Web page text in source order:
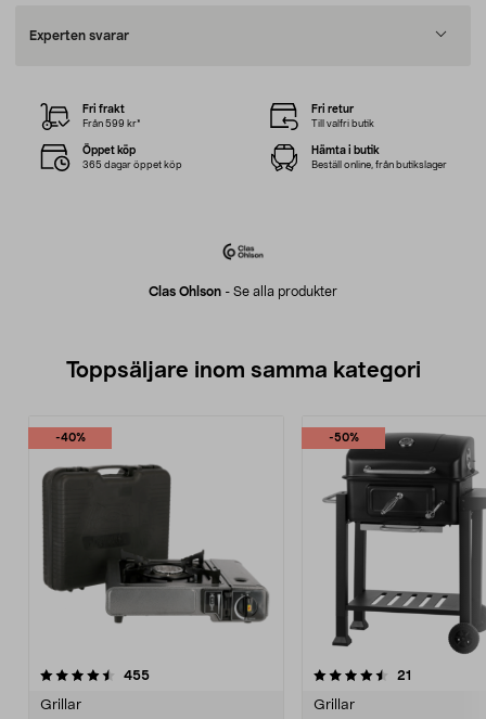
Experten svarar
Clas Ohlson - Se alla produkter
Fri frakt
Från 599 kr*
Fri retur
Till valfri butik
Öppet köp
365 dagar öppet köp
Hämta i butik
Beställ online, från butikslager
Toppsäljare inom samma kategori
-40%
455recensioner
Grillar
-50%
4.5 av 5 stjärnor 21
Grillar
4.5 av 5 stjärnor